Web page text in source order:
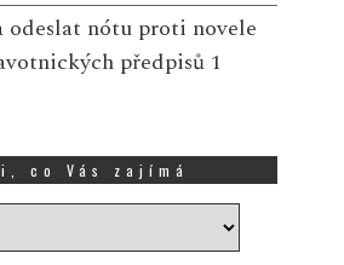
odeslat nótu proti novele
předpisů 1
co Vás zajímá